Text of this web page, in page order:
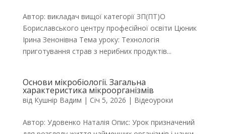
Автор: викладач вищої категорії ЗП(ПТ)О
Бориславського центру професійної освіти Цюник
Ірина Зенонівна Тема уроку: Технологія
приготування страв з нерибних продуктів...
Основи мікробіології. Загальна
характеристика мікроорганізмів
від Кушнір Вадим | Січ 5, 2026 | Відеоуроки
Автор: Удовенко Наталія Опис: Урок призначений